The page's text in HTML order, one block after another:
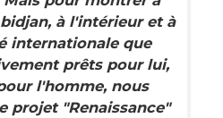
à l'intérieur et à
internationale que
prêts pour lui,
l'homme, nous
projet "Renaissance"